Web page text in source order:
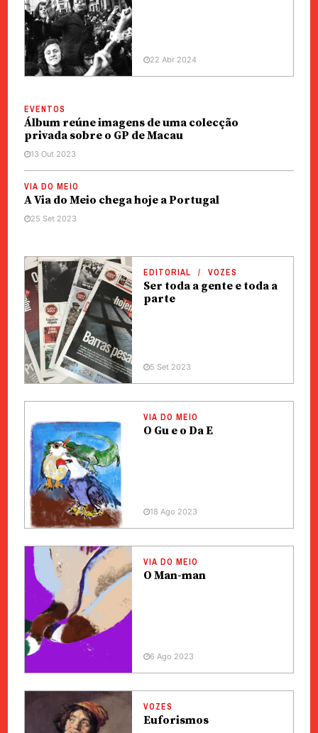
22 Abr 2024
EVENTOS
Álbum reúne imagens de uma colecção
privada sobre o GP de Macau
13 Out 2023
VIA DO MEIO
A Via do Meio chega hoje a Portugal
25 Set 2023
EDITORIAL VOZES
Ser toda a gente e toda a
parte
5 Set 2023
VIA DO MEIO
O Gu e o Da E
18 Ago 2023
VIA DO MEIO
O Man-man
6 Ago 2023
VOZES
Euforismos